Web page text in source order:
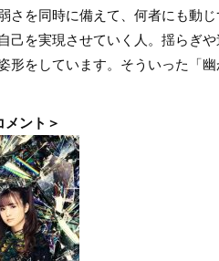
さを同時に備えて、何者にも動
己を実現させていく人。揺らぎ
形をしています。そういった「
ント＞